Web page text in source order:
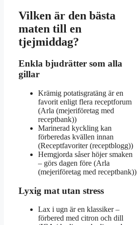
Vilken är den bästa
maten till en
tjejmiddag?
Enkla bjudrätter som alla
gillar
Krämig potatisgratäng är en
favorit enligt flera receptforum
(Arla (mejeriföretag med
receptbank))
Marinerad kyckling kan
förberedas kvällen innan
(Receptfavoriter (receptblogg))
Hemgjorda såser höjer smaken
– görs dagen före (Arla
(mejeriföretag med receptbank))
Lyxig mat utan stress
Lax i ugn är en klassiker –
förbered med citron och dill